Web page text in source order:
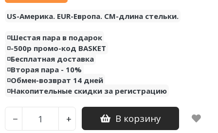
US-Америка. EUR-Европа. CM-длина стельки.
◽️Шестая пара в подарок
◽️-500р промо-код BASKET
◽️Бесплатная доставка
◽️Вторая пара - 10%
◽️Обмен-возврат 14 дней
◽️Накопительные скидки за регистрацию
− + В корзину
Nike Book
Nike LeBron
Nike Kyrie
Nike Freak
Nike KD
Nike PG